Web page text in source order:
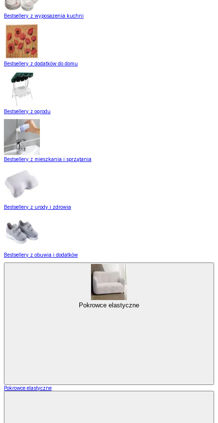
Bestsellery z wyposażenia kuchni
Bestsellery z dodatków do domu
Bestsellery z ogrodu
Bestsellery z mieszkania i sprzątania
Bestsellery z urody i zdrowia
Bestsellery z obuwia i dodatków
Pokrowce elastyczne
Pokrowce elastyczne